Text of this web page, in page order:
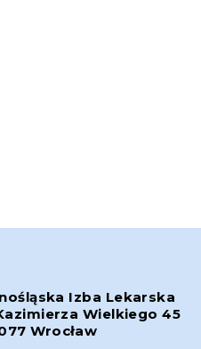
Izba Lekarska
Wielkiego 45
Wrocław